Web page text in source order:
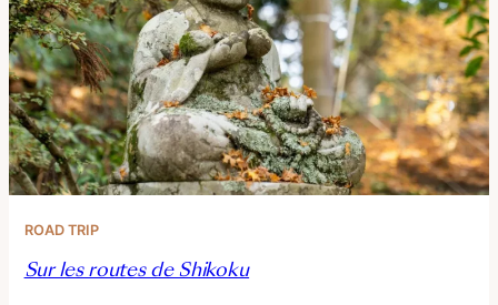
ROAD TRIP
Sur les routes de Shikoku